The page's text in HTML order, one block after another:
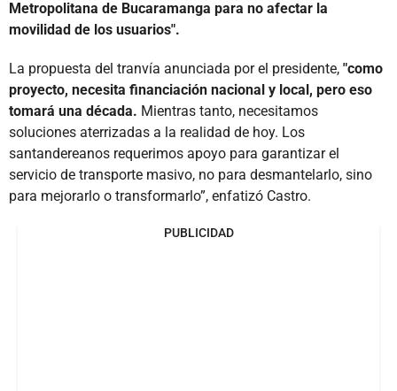
Metropolitana de Bucaramanga para no afectar la
movilidad de los usuarios".
La propuesta del tranvía anunciada por el presidente, "como
proyecto, necesita financiación nacional y local, pero eso
tomará una década. Mientras tanto, necesitamos
soluciones aterrizadas a la realidad de hoy. Los
santandereanos requerimos apoyo para garantizar el
servicio de transporte masivo, no para desmantelarlo, sino
para mejorarlo o transformarlo”, enfatizó Castro.
PUBLICIDAD